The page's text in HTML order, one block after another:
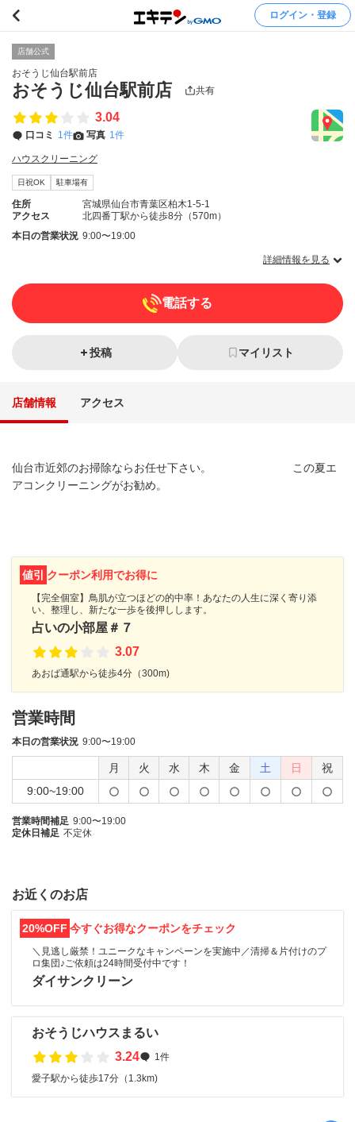
ログイン・登録
店舗公式
おそうじ仙台駅前店
おそうじ仙台駅前店 共有
3.04
口コミ 1件 写真 1件
ハウスクリーニング
日祝OK 駐車場有
住所
宮城県仙台市青葉区柏木1-5-1
アクセス
北四番丁駅から徒歩8分（570m）
本日の営業状況 9:00〜19:00
詳細情報を見る
電話する
投稿 マイリスト
店舗情報 アクセス
仙台市近郊のお掃除ならお任せ下さい。 この夏エ
アコンクリーニングがお勧め。
値引 クーポン利用でお得に
【完全個室】鳥肌が立つほどの的中率！あなたの人生に深く寄り添
い、整理し、新たな一歩を後押しします。
占いの小部屋＃７
3.07
あおば通駅から徒歩4分（300m)
営業時間
本日の営業状況 9:00〜19:00
月 火 水 木 金 土 日
祝
9:00~19:00
営業時間補足 9:00〜19:00
定休日補足 不定休
お近くのお店
20%OFF 今すぐお得なクーポンをチェック
＼見逃し厳禁！ユニークなキャンペーンを実施中／清掃＆片付けのプ
ロ集団♪ご依頼は24時間受付中です！
ダイサンクリーン
おそうじハウスまるい
3.24
1件
愛子駅から徒歩17分（1.3km)